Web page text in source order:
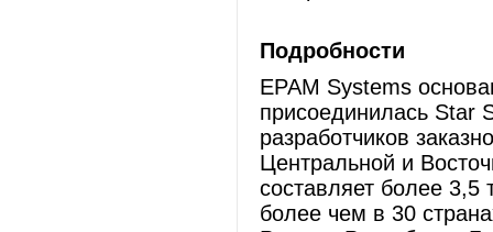
Подробности
EPAM Systems
присоединилась Star
разработчиков
Центральной и
составляет более
более чем в 30